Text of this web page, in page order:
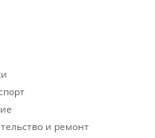
и ремонт